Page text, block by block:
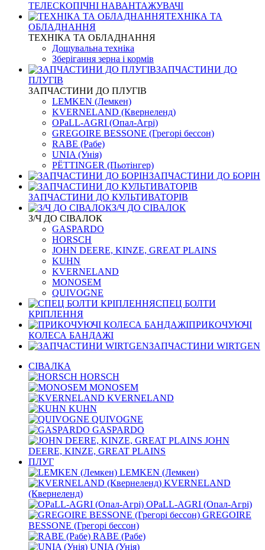
ТЕЛЕСКОПІЧНІ НАВАНТАЖУВАЧІ
ТЕХНІКА ТА
ОБЛАДНАННЯ
ТЕХНІКА ТА ОБЛАДНАННЯ
Дощувальна техніка
Зберігання зерна і кормів
ЗАПЧАСТИНИ ДО
ПЛУГІВ
ЗАПЧАСТИНИ ДО ПЛУГІВ
LEMKEN (Лемкен)
KVERNELАND (Квернеленд)
OPaLL-AGRI (Опал-Агрі)
GREGOIRE BESSONE (Грегорі бессон)
RABE (Рабе)
UNIA (Унія)
PЁTTINGER (Пьотінгер)
ЗАПЧАСТИНИ ДО БОРІН
ЗАПЧАСТИНИ ДО КУЛЬТИВАТОРІВ
З/Ч ДО СІВАЛОК
З/Ч ДО СІВАЛОК
GASPARDO
HORSCH
JOHN DEERE, KINZE, GREAT PLAINS
KUHN
KVERNELАND
MONOSEM
QUIVOGNE
СПЕЦ БОЛТИ
КРІПЛЕННЯ
ПРИКОЧУЮЧІ
КОЛЕСА БАНДАЖІ
ЗАПЧАСТИНИ WIRTGEN
СІВАЛКА
HORSCH
MONOSEM
KVERNELАND
KUHN
QUIVOGNE
GASPARDO
JOHN
DEERE, KINZE, GREAT PLAINS
ПЛУГ
LEMKEN (Лемкен)
KVERNELАND
(Квернеленд)
OPaLL-AGRI (Опал-Агрі)
GREGOIRE
BESSONE (Грегорі бессон)
RABE (Рабе)
UNIA (Унія)